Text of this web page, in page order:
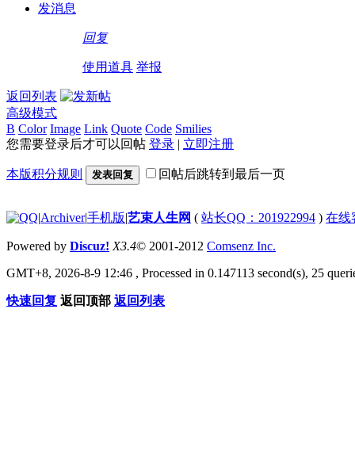
发消息
回复
使用道具 举报
返回列表
高级模式
B Color Image Link Quote Code Smilies
您需要登录后才可以回帖 登录 | 立即注册
本版积分规则 发表回复 回帖后跳转到最后一页
|Archiver|手机版|艺束人生网 ( 站长QQ：201922994 ) 在线
Powered by Discuz! X3.4© 2001-2012 Comsenz Inc.
GMT+8, 2026-8-9 12:46 , Processed in 0.147113 second(s), 25
快速回复 返回顶部 返回列表